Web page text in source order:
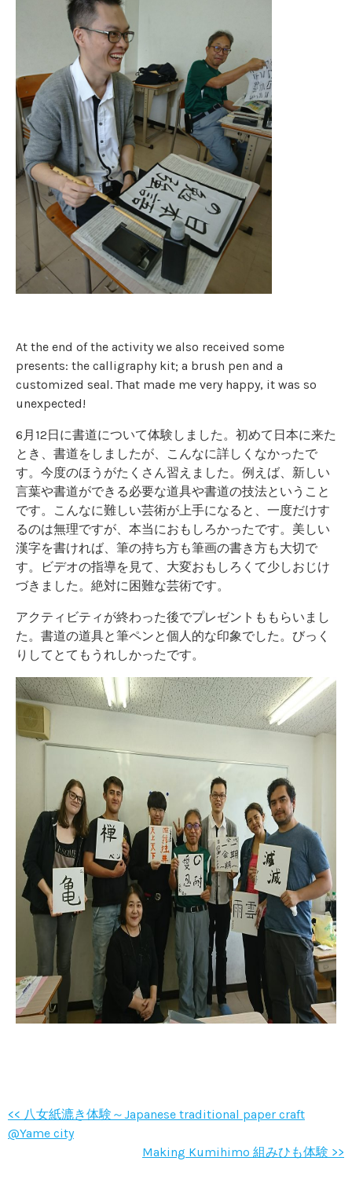
At the end of the activity we also received some
presents: the calligraphy kit; a brush pen and a
customized seal. That made me very happy, it was so
unexpected!
6月12日に書道について体験しました。初めて日本に来た
とき、書道をしましたが、こんなに詳しくなかったで
す。今度のほうがたくさん習えました。例えば、新しい
言葉や書道ができる必要な道具や書道の技法ということ
です。こんなに難しい芸術が上手になると、一度だけす
るのは無理ですが、本当におもしろかったです。美しい
漢字を書ければ、筆の持ち方も筆画の書き方も大切で
す。ビデオの指導を見て、大変おもしろくて少しおじけ
づきました。絶対に困難な芸術です。
アクティビティが終わった後でプレゼントももらいまし
た。書道の道具と筆ペンと個人的な印象でした。びっく
りしてとてもうれしかったです。
<< 八女紙漉き体験～Japanese traditional paper craft
@Yame city
Making Kumihimo 組みひも体験 >>